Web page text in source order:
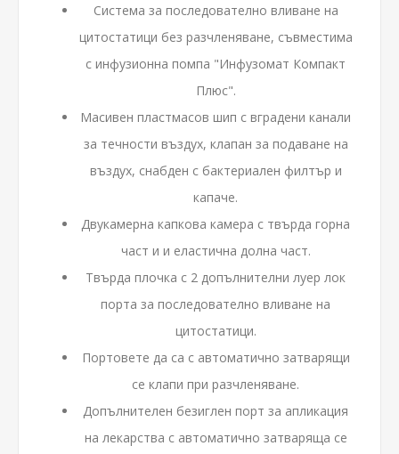
Система за последователно вливане на
цитостатици без разчленяване, съвместима
с инфузионна помпа "Инфузомат Компакт
Плюс".
Масивен пластмасов шип с вградени канали
за течности въздух, клапан за подаване на
въздух, снабден с бактериален филтър и
капаче.
Двукамерна капкова камера с твърда горна
част и и еластична долна част.
Твърда плочка с 2 допълнителни луер лок
порта за последователно вливане на
цитостатици.
Портовете да са с автоматично затварящи
се клапи при разчленяване.
Допълнителен безиглен порт за апликация
на лекарства с автоматично затваряща се